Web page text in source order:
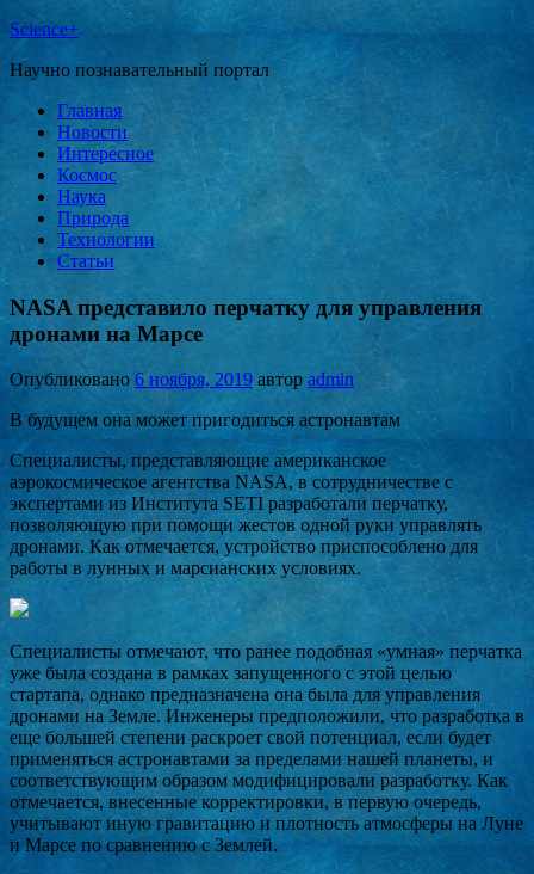
Science+
Научно познавательный портал
Главная
Новости
Интересное
Космос
Наука
Природа
Технологии
Статьи
NASA представило перчатку для управления
дронами на Марсе
Опубликовано 6 ноября, 2019 автор admin
В будущем она может пригодиться астронавтам
Специалисты, представляющие американское
аэрокосмическое агентства NASA, в сотрудничестве с
экспертами из Института SETI разработали перчатку,
позволяющую при помощи жестов одной руки управлять
дронами. Как отмечается, устройство приспособлено для
работы в лунных и марсианских условиях.
Специалисты отмечают, что ранее подобная «умная» перчатка
уже была создана в рамках запущенного с этой целью
стартапа, однако предназначена она была для управления
дронами на Земле. Инженеры предположили, что разработка в
еще большей степени раскроет свой потенциал, если будет
применяться астронавтами за пределами нашей планеты, и
соответствующим образом модифицировали разработку. Как
отмечается, внесенные корректировки, в первую очередь,
учитывают иную гравитацию и плотность атмосферы на Луне
и Марсе по сравнению с Землей.